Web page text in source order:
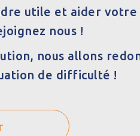
utile et aider votre
nous !
nous allons
de difficulté !